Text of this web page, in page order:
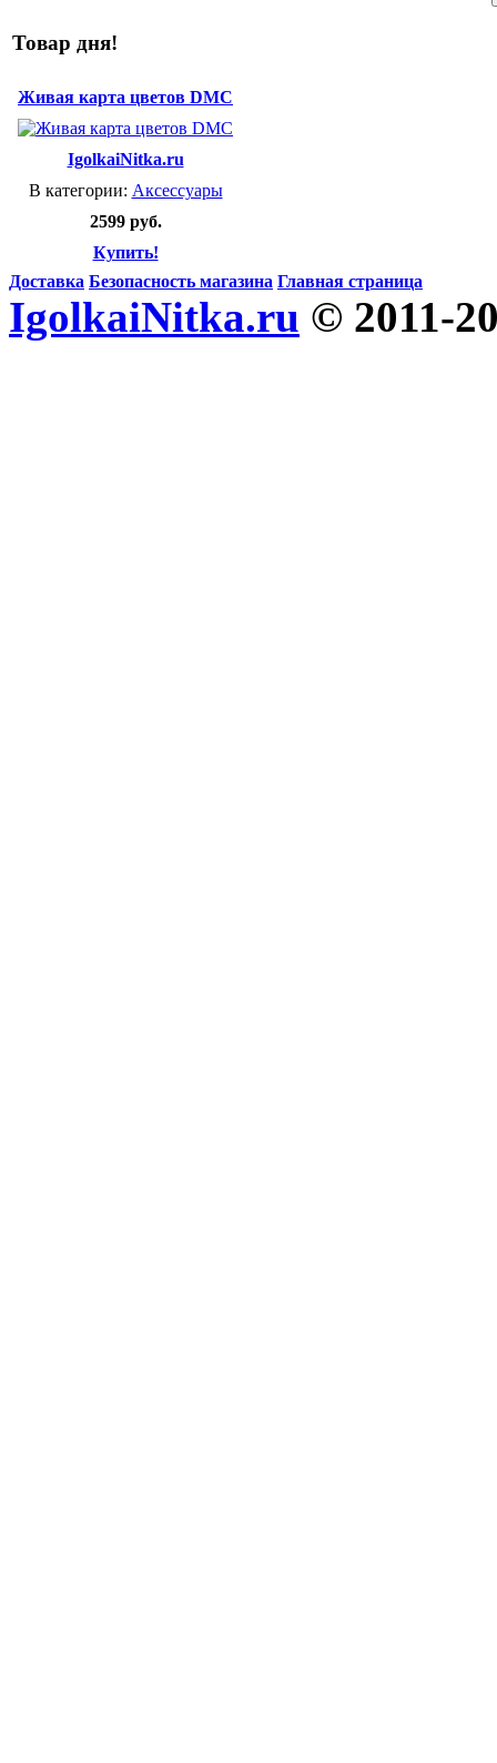
Товар дня!
Живая карта цветов DMC
IgolkaiNitka.ru
В категории: Аксессуары
2599 руб.
Купить!
Доставка Безопасность магазина Главная страница
IgolkaiNitka.ru © 2011-